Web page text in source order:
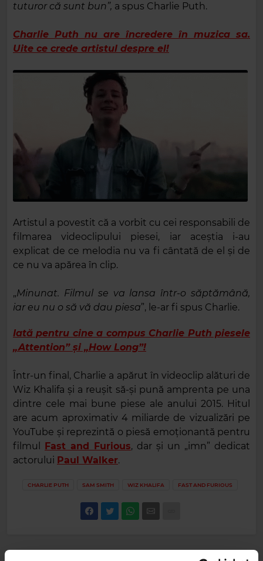
tuturor că sunt bun”, a spus Charlie Puth.
Charlie Puth nu are încredere în muzica sa.
Uite ce crede artistul despre el!
Artistul a povestit că a vorbit cu cei responsabili de
filmarea videoclipului piesei, iar aceștia i-au
explicat de ce melodia nu va fi cântată de el și de
ce nu va apărea în clip.
„Minunat. Filmul se va lansa într-o săptămână,
iar eu nu o să vă dau piesa”, le-ar fi spus Charlie.
Iată pentru cine a compus Charlie Puth piesele
„Attention” și „How Long”!
Într-un final, Charlie a apărut în videoclip alături de
Wiz Khalifa și a reușit să-și pună amprenta pe una
dintre cele mai bune piese ale anului 2015. Hitul
are acum aproximativ 4 miliarde de vizualizări pe
YouTube și reprezintă o piesă emoționantă pentru
filmul
Fast and Furious, dar și un „imn” dedicat
actorului Paul Walker.
CHARLIE PUTH SAM SMITH WIZ KHALIFA FAST AND FURIOUS